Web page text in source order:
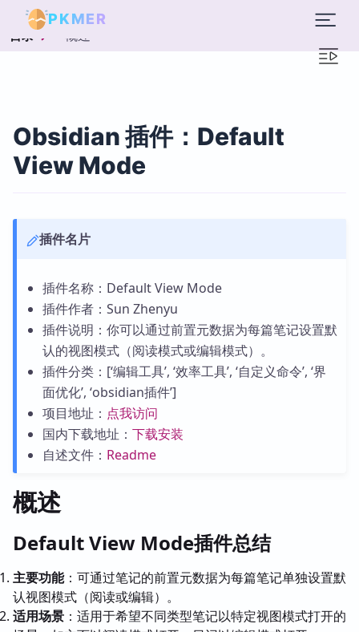
PKMER
目录 概述
Obsidian 插件：Default
View Mode
插件名片
插件名称：Default View Mode
插件作者：Sun Zhenyu
插件说明：你可以通过前置元数据为每篇笔记设置默
认的视图模式（阅读模式或编辑模式）。
插件分类：[‘编辑工具’, ‘效率工具’, ‘自定义命令’, ‘界
面优化’, ‘obsidian插件’]
项目地址： 点我访问
国内下载地址： 下载安装
自述文件： Readme
概述
Default View Mode插件总结
主要功能：可通过笔记的前置元数据为每篇笔记单独设置默
认视图模式（阅读或编辑）。
适用场景 ：适用于希望不同类型笔记以特定视图模式打开的